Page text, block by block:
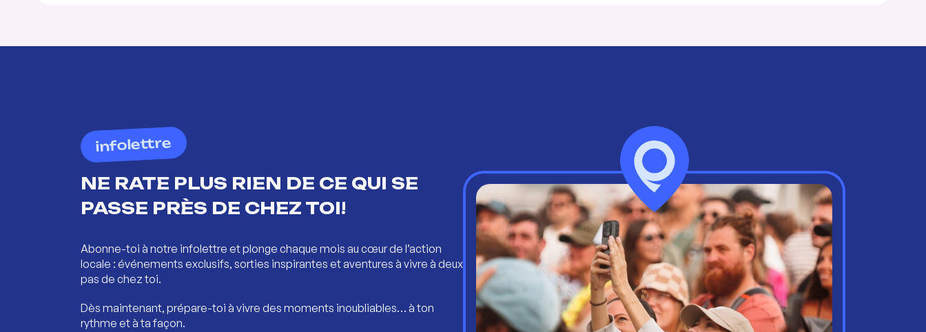
infolettre
NE RATE PLUS RIEN DE CE QUI SE
PASSE PRÈS DE CHEZ TOI!
Abonne-toi à notre infolettre et plonge chaque mois au cœur de l’action
locale : événements exclusifs, sorties inspirantes et aventures à vivre à deux
pas de chez toi.
Dès maintenant, prépare-toi à vivre des moments inoubliables… à ton
rythme et à ta façon.